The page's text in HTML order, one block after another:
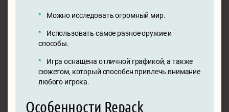
Можно исследовать огромный мир.
Использовать самое разное оружие и
способы.
Игра оснащена отличной графикой, а также
сюжетом, который способен привлечь внимание
любого игрока.
Особенности Repack